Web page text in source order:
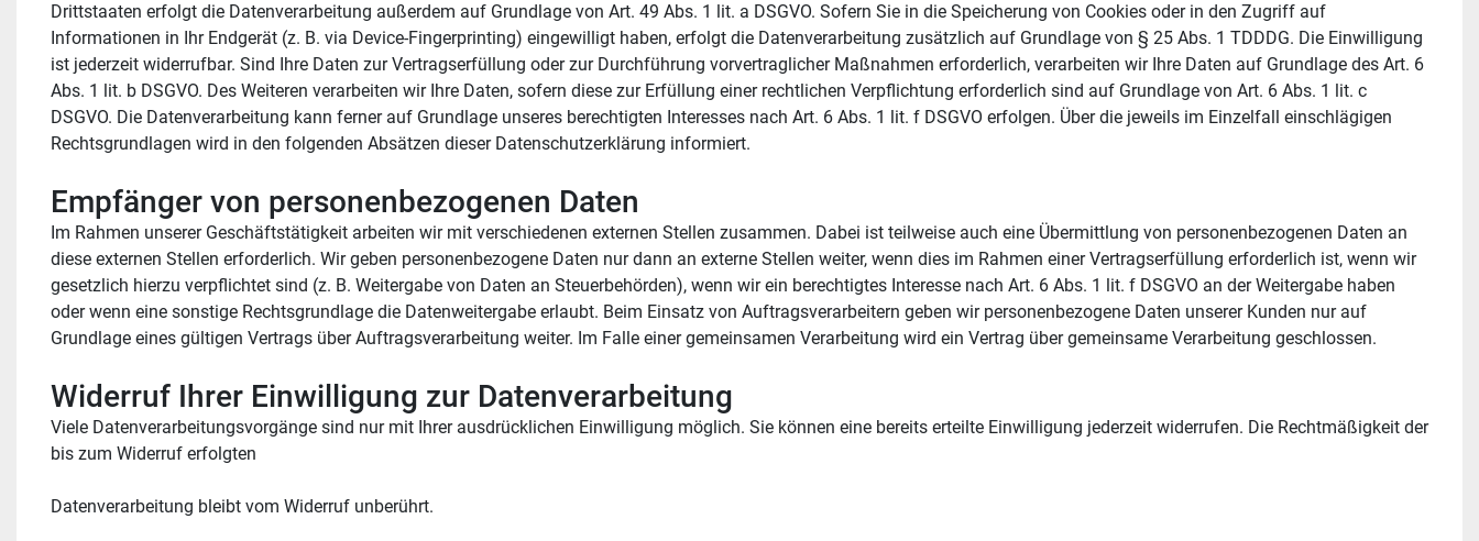
Drittstaaten erfolgt die Datenverarbeitung außerdem auf Grundlage von Art. 49 Abs. 1 lit. a DSGVO. Sofern Sie in die Speicherung von Cookies oder in den Zugriff auf
Informationen in Ihr Endgerät (z. B. via Device-Fingerprinting) eingewilligt haben, erfolgt die Datenverarbeitung zusätzlich auf Grundlage von § 25 Abs. 1 TDDDG. Die Einwilligung
ist jederzeit widerrufbar. Sind Ihre Daten zur Vertragserfüllung oder zur Durchführung vorvertraglicher Maßnahmen erforderlich, verarbeiten wir Ihre Daten auf Grundlage des Art. 6
Abs. 1 lit. b DSGVO. Des Weiteren verarbeiten wir Ihre Daten, sofern diese zur Erfüllung einer rechtlichen Verpflichtung erforderlich sind auf Grundlage von Art. 6 Abs. 1 lit. c
DSGVO. Die Datenverarbeitung kann ferner auf Grundlage unseres berechtigten Interesses nach Art. 6 Abs. 1 lit. f DSGVO erfolgen. Über die jeweils im Einzelfall einschlägigen
Rechtsgrundlagen wird in den folgenden Absätzen dieser Datenschutzerklärung informiert.
Empfänger von personenbezogenen Daten
Im Rahmen unserer Geschäftstätigkeit arbeiten wir mit verschiedenen externen Stellen zusammen. Dabei ist teilweise auch eine Übermittlung von personenbezogenen Daten an
diese externen Stellen erforderlich. Wir geben personenbezogene Daten nur dann an externe Stellen weiter, wenn dies im Rahmen einer Vertragserfüllung erforderlich ist, wenn wir
gesetzlich hierzu verpflichtet sind (z. B. Weitergabe von Daten an Steuerbehörden), wenn wir ein berechtigtes Interesse nach Art. 6 Abs. 1 lit. f DSGVO an der Weitergabe haben
oder wenn eine sonstige Rechtsgrundlage die Datenweitergabe erlaubt. Beim Einsatz von Auftragsverarbeitern geben wir personenbezogene Daten unserer Kunden nur auf
Grundlage eines gültigen Vertrags über Auftragsverarbeitung weiter. Im Falle einer gemeinsamen Verarbeitung wird ein Vertrag über gemeinsame Verarbeitung geschlossen.
Widerruf Ihrer Einwilligung zur Datenverarbeitung
Viele Datenverarbeitungsvorgänge sind nur mit Ihrer ausdrücklichen Einwilligung möglich. Sie können eine bereits erteilte Einwilligung jederzeit widerrufen. Die Rechtmäßigkeit der
bis zum Widerruf erfolgten
Datenverarbeitung bleibt vom Widerruf unberührt.